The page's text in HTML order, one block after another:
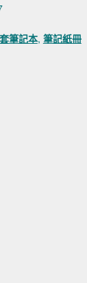
筆記本, 筆記紙冊